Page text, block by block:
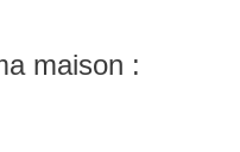
maison :